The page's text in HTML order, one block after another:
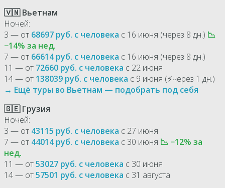
🇻🇳 Вьетнам
Ночей:
3 — от 68697 руб. с человека с 16 июня (через 8 дн.) 📉
−14% за нед.
7 — от 66614 руб. с человека с 16 июня (через 8 дн.)
11 — от 72660 руб. с человека с 22 июня
14 — от 138039 руб. с человека с 9 июня (⚡через 1 дн.)
→ Ещё туры во Вьетнам — подобрать под себя
🇬🇪 Грузия
Ночей:
3 — от 43115 руб. с человека с 27 июня
7 — от 44014 руб. с человека с 30 июня 📉 −12% за
нед.
11 — от53027 руб. с человека с 30 июня
14 — от57501 руб. с человека с 31 августа